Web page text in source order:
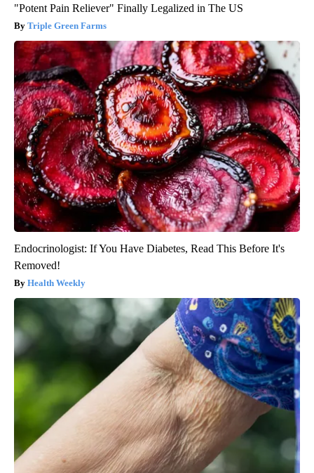
"Potent Pain Reliever" Finally Legalized in The US
Triple Green Farms
Endocrinologist: If You Have Diabetes, Read This Before It's
Removed!
Health Weekly